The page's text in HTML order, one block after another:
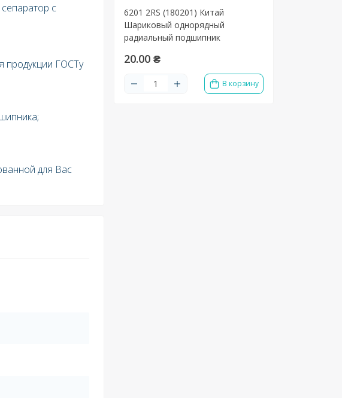
6201 2RS (180201) Китай
Шариковый однорядный
радиальный подшипник
20.00 ₴
В корзину
с
продукции ГОСТу
для Вас